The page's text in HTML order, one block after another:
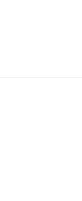
מומלצות